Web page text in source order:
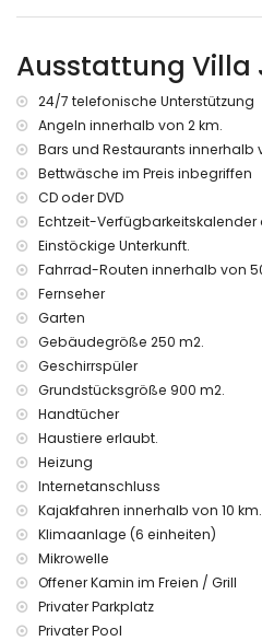
der Villa)
nächster Flughafen: Alicante
der Villa)
zweitnächster Flughafen:
Kilometern der Villa)
öffentliche Verkehrsmittel:
Features und Dienstleistungen
der Villa
Internet Fiberglas (WiFi)
Bügeleisen und-brett
Bettwäsche und Handtücher
24 Stunden telefonische
Features und Dienstleistungen
Haushalt und Wäscheservice
Zentralheizung (Gastank)
Räume)
extra Bett und Kinderbett/
Poolheizung ist kostenpflichtig
Haustiere
Unterhaltung und
an der Costa Blanca
Diskothek, NachtClub, Bar
Cassiana) (innerhalb von 5
Sehenswürdigkeiten und Kultur
Ausstattung Villa
24/7 telefonische Unterstützung
Angeln innerhalb von 2 km.
Bars und Restaurants innerhalb
Bettwäsche im Preis inbegriffen
CD oder DVD
Echtzeit-Verfügbarkeitskalender
Einstöckige Unterkunft.
Fahrrad-Routen innerhalb von
Fernseher
Garten
Gebäudegröße 250 m2.
Geschirrspüler
Grundstücksgröße 900 m2.
Handtücher
Haustiere erlaubt.
Heizung
Internetanschluss
Kajakfahren innerhalb von 10 km.
Klimaanlage (6 einheiten)
Mikrowelle
Offener Kamin im Freien / Grill
Privater Parkplatz
Privater Pool